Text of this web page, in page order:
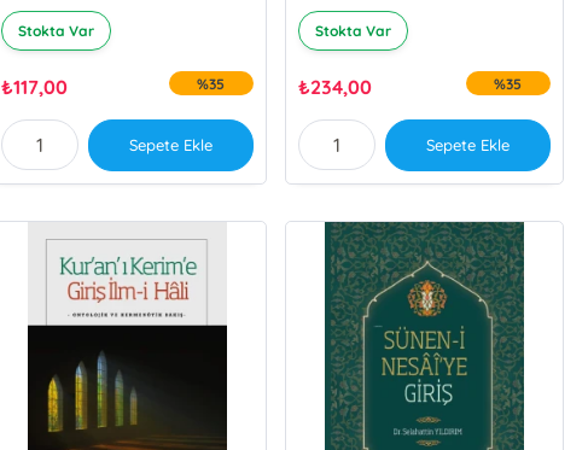
Stokta Var
₺117,00 %35
Sepete Ekle
Abdurrahman Bulut
Stokta Var
₺234,00 %35
Sepete Ekle